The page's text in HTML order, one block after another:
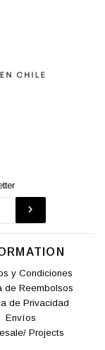
y Condiciones
de Reembolsos
de Privacidad
Envíos
Projects